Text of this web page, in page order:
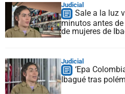
Judicial
Sale a la luz
minutos antes
de mujeres de
Judicial
‘Epa
Ibagué tras